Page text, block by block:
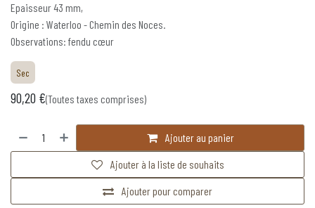
Epaisseur 43 mm,
Origine : Waterloo - Chemin des Noces.
Observations: fendu cœur
Sec
90,20 €(Toutes taxes comprises)
Ajouter au panier
Ajouter pour comparer
Ajouter à la liste de souhaits